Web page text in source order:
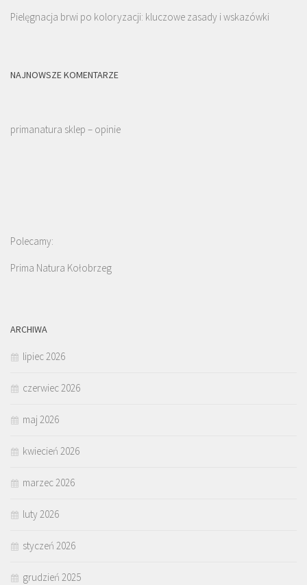
Pielęgnacja brwi po koloryzacji: kluczowe zasady i wskazówki
NAJNOWSZE KOMENTARZE
primanatura sklep – opinie
Polecamy:
Prima Natura Kołobrzeg
ARCHIWA
lipiec 2026
czerwiec 2026
maj 2026
kwiecień 2026
marzec 2026
luty 2026
styczeń 2026
grudzień 2025